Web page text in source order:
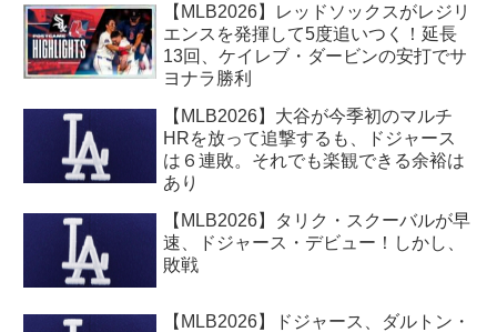
【MLB2026】レッドソックスがレジリ
エンスを発揮して5度追いつく！延長
13回、ケイレブ・ダービンの安打でサ
ヨナラ勝利
【MLB2026】大谷が今季初のマルチ
HRを放って追撃するも、ドジャース
は６連敗。それでも楽観できる余裕は
あり
【MLB2026】タリク・スクーバルが早
速、ドジャース・デビュー！しかし、
敗戦
【MLB2026】ドジャース、ダルトン・